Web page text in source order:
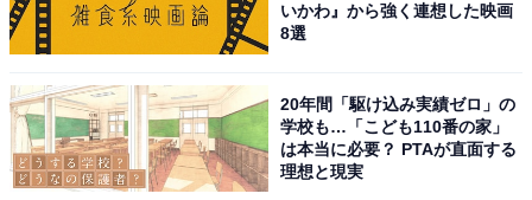
View this post on Instagram
いかわ』から強く連想した映画
8選
20年間「駆け込み実績ゼロ」の
学校も…「こども110番の家」
は本当に必要？ PTAが直面する
理想と現実